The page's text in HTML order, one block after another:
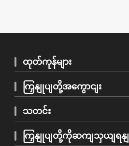
ထုတ်ကုန်များ
ကြှနျုပျတို့အကွောငျး
သတင်း
ကြှနျုပျတို့ကိုဆကျသှယျရနျ